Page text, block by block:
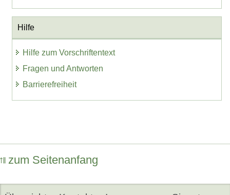
Hilfe
Hilfe zum Vorschriftentext
Fragen und Antworten
Barrierefreiheit
zum Seitenanfang